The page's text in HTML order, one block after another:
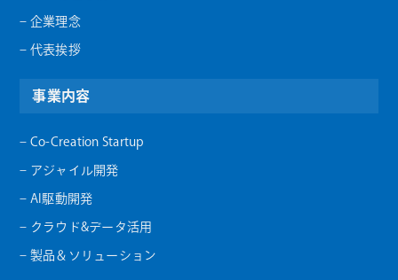
– 企業理念
– 代表挨拶
事業内容
– Co-Creation Startup
– アジャイル開発
– AI駆動開発
– クラウド&データ活用
– 製品＆ソリューション